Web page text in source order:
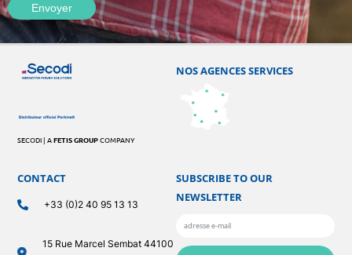
SECODI | AFETIS GROUPCOMPANY
CONTACT
+33 (0)2 40 95 13 13
15 Rue Marcel Sembat 44100
NOS AGENCES SERVICES
SUBSCRIBE TO OUR
NEWSLETTER